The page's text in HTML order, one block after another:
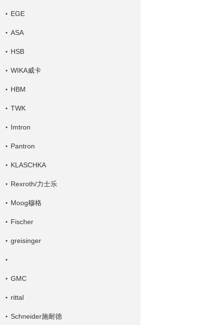
EGE
ASA
HSB
WIKA威卡
HBM
TWK
Imtron
Pantron
KLASCHKA
Rexroth/力士乐
Moog穆格
Fischer
greisinger
GMC
rittal
Schneider施耐德